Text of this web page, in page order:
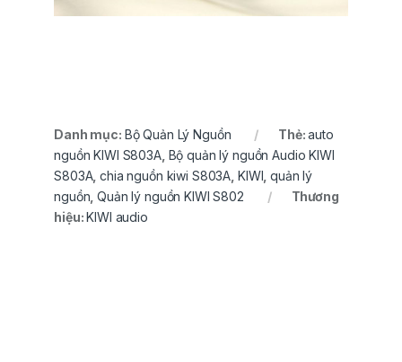
Danh mục: Bộ Quản Lý Nguồn Thẻ:auto
nguồn KIWI S803A, Bộ quản lý nguồn Audio KIWI
S803A,chia nguồn kiwi S803A, KIWI,quản lý
nguồn,Quản lý nguồn KIWI S802
Thương
hiệu: KIWI audio